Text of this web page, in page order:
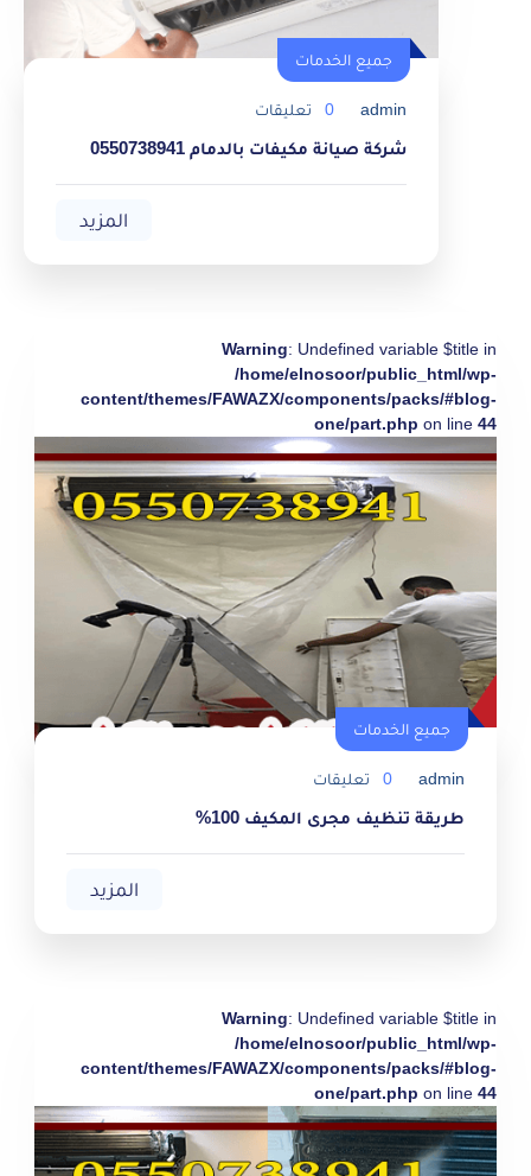
جميع الخدمات
admin
0 تعليقات
شركة صيانة مكيفات بالدمام 0550738941
المزيد
Warning: Undefined variable $title in
/home/elnosoor/public_html/wp-
content/themes/FAWAZX/components/packs/#blog-
one/part.php on line 44
جميع الخدمات
admin
0 تعليقات
طريقة تنظيف مجرى المكيف 100%
المزيد
Warning: Undefined variable $title in
/home/elnosoor/public_html/wp-
content/themes/FAWAZX/components/packs/#blog-
one/part.php on line 44